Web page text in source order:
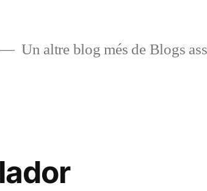
Un altre blog més de Blogs